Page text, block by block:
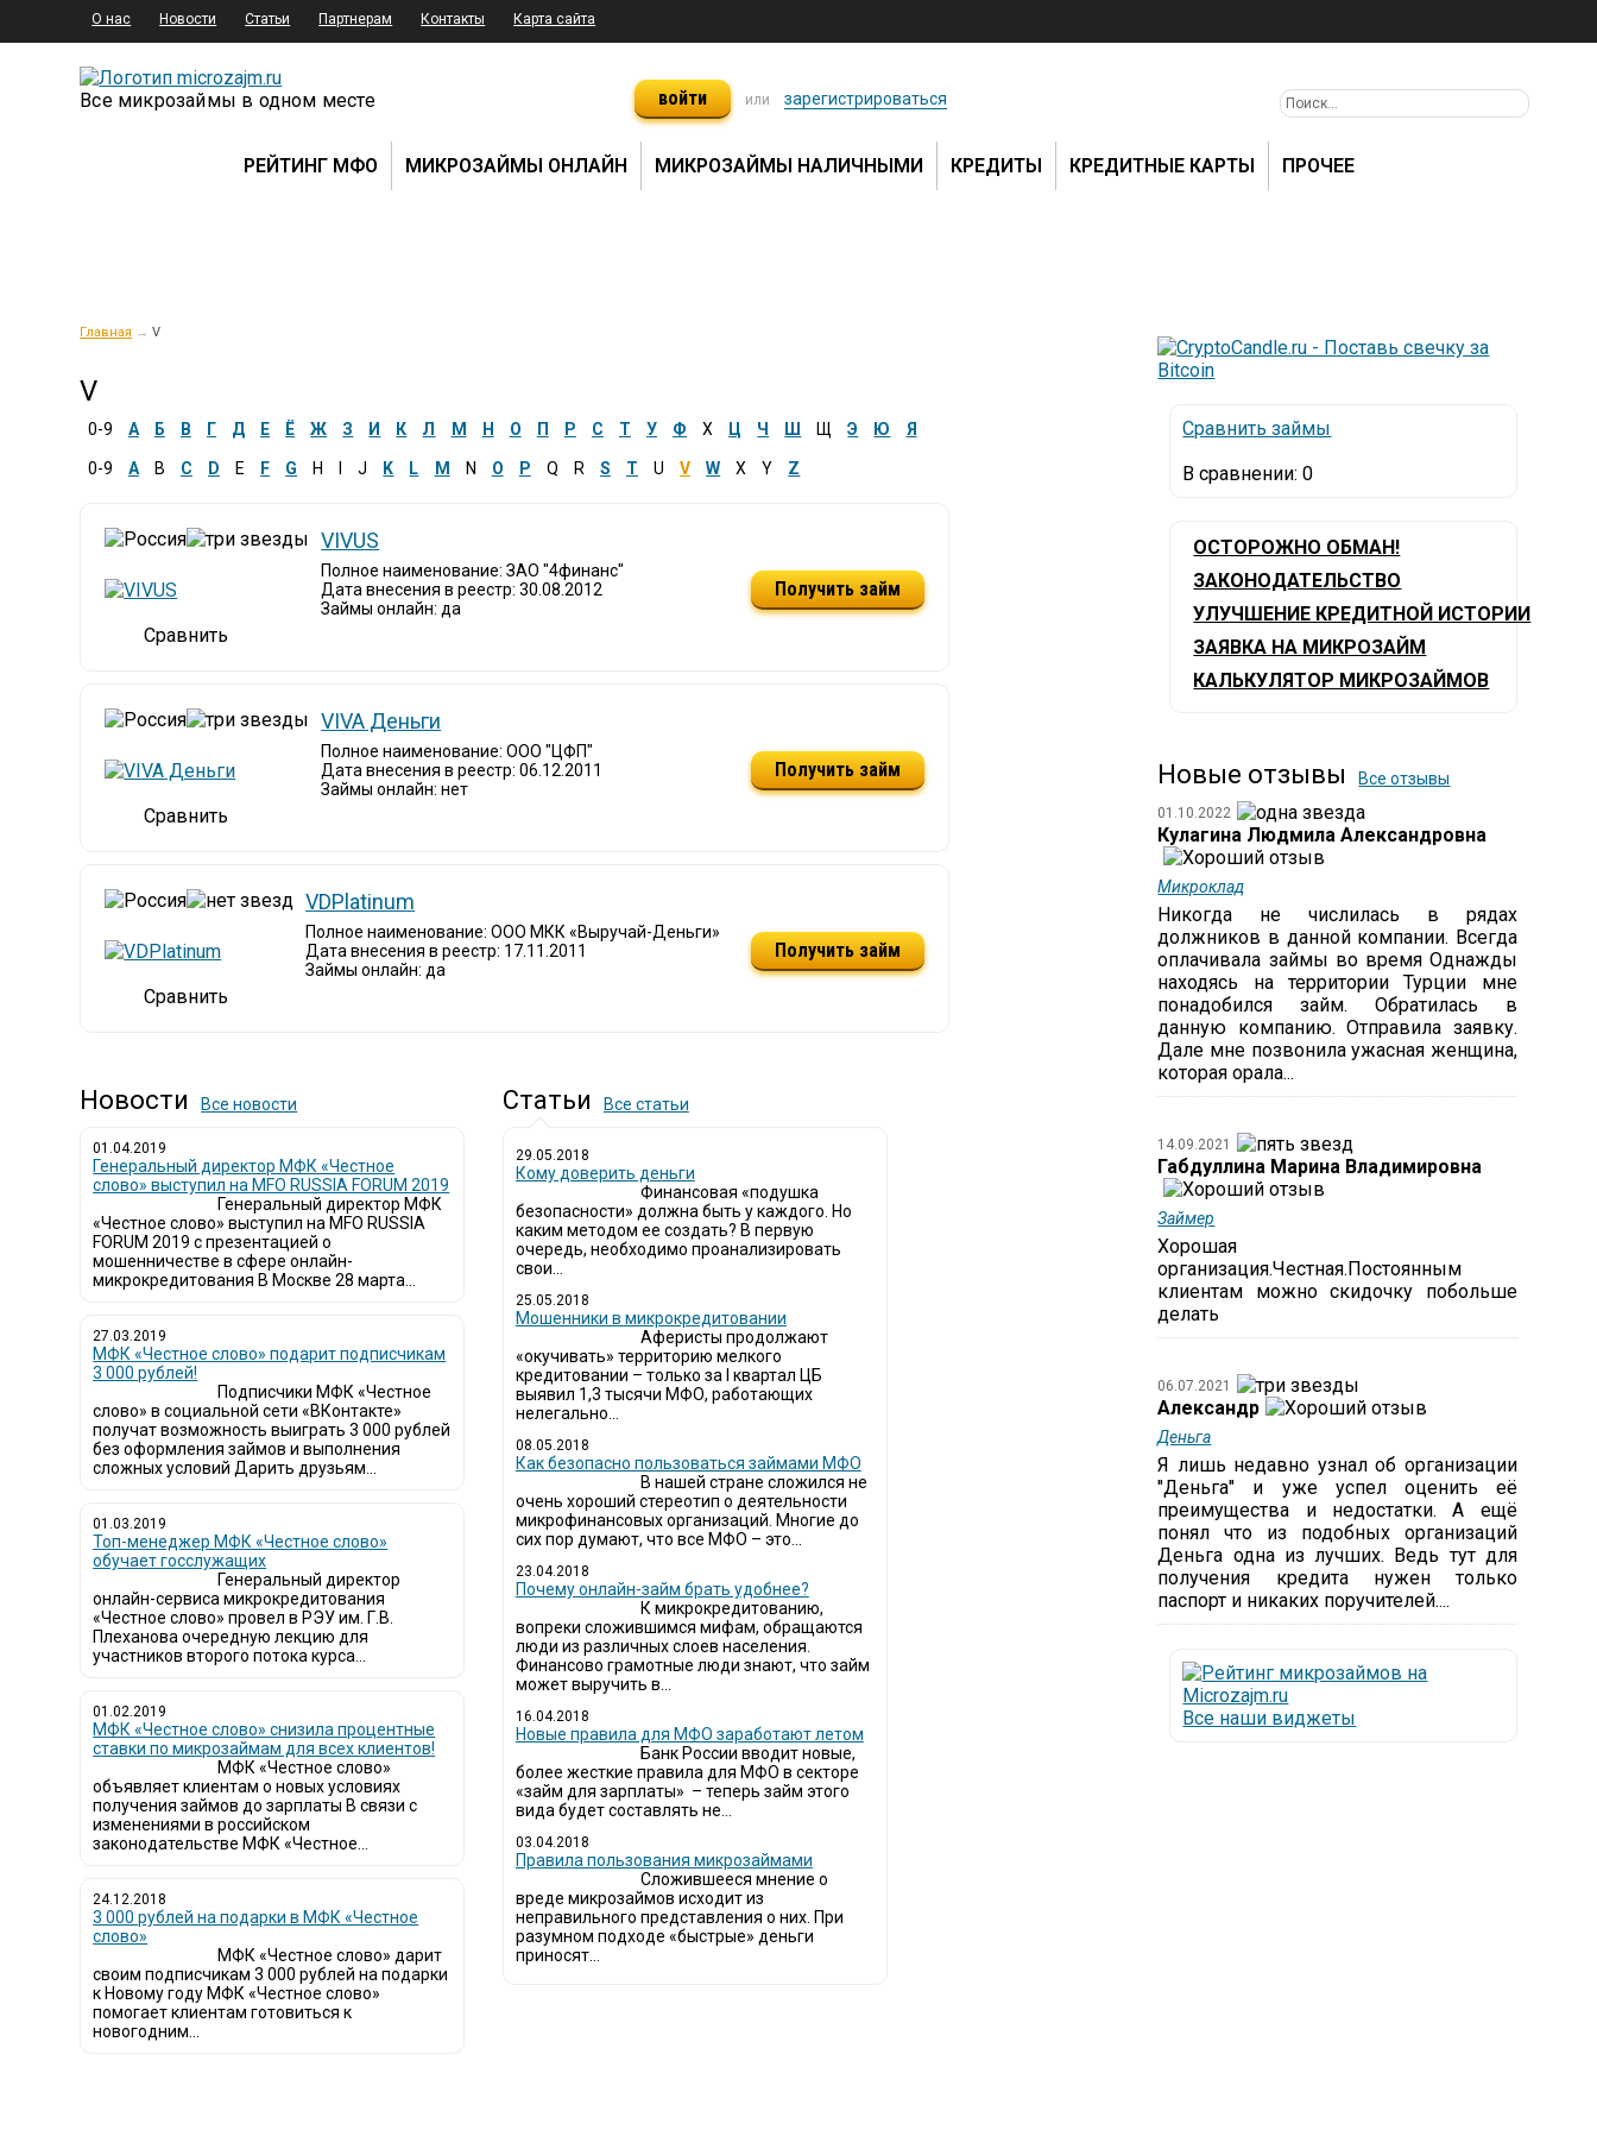
О нас Новости Статьи Партнерам Контакты Карта сайта
Все микрозаймы в одном месте войти или зарегистрироваться
РЕЙТИНГ МФО МИКРОЗАЙМЫ ОНЛАЙН МИКРОЗАЙМЫ НАЛИЧНЫМИ КРЕДИТЫ КРЕДИТНЫЕ КАРТЫ ПРОЧЕЕ
Главная → V
V
0-9 А Б В Г Д Е Ё Ж З И К Л М Н О П Р С Т У Ф Х Ц Ч Ш Щ Э Ю Я
0-9 A B C D E F G H J K L M N O P Q R S T U V W X Y Z
VIVUS
Полное наименование: ЗАО "4финанс"
Дата внесения в реестр: 30.08.2012
Займы онлайн: да
Получить займ
VIVA Деньги
Полное наименование: ООО "ЦФП"
Дата внесения в реестр: 06.12.2011
Займы онлайн: нет
Получить займ
VDPlatinum
Полное наименование: ООО МКК «Выручай-Деньги»
Дата внесения в реестр: 17.11.2011
Займы онлайн: да
Получить займ
Новости Все новости
01.04.2019
Генеральный директор МФК «Честное
слово» выступил на MFO RUSSIA FORUM 2019
Генеральный директор МФК
«Честное слово» выступил на MFO RUSSIA
FORUM 2019 с презентацией о
мошенничестве в сфере онлайн-
микрокредитования В Москве 28 марта...
27.03.2019
МФК «Честное слово» подарит подписчикам
3 000 рублей!
Подписчики МФК «Честное
слово» в социальной сети «ВКонтакте»
получат возможность выиграть 3 000 рублей
без оформления займов и выполнения
сложных условий Дарить друзьям...
01.03.2019
Топ-менеджер МФК «Честное слово»
обучает госслужащих
Генеральный директор
онлайн-сервиса микрокредитования
«Честное слово» провел в РЭУ им. Г.В.
Плеханова очередную лекцию для
участников второго потока курса...
01.02.2019
МФК «Честное слово» снизила процентные
ставки по микрозаймам для всех клиентов!
МФК «Честное слово»
объявляет клиентам о новых условиях
получения займов до зарплаты В связи с
изменениями в российском
законодательстве МФК «Честное...
24.12.2018
3 000 рублей на подарки в МФК «Честное
слово»
МФК «Честное слово» дарит
своим подписчикам 3 000 рублей на подарки
к Новому году МФК «Честное слово»
помогает клиентам готовиться к
новогодним...
Статьи Все статьи
29.05.2018
Кому доверить деньги
Финансовая «подушка
безопасности» должна быть у каждого. Но
каким методом ее создать? В первую
очередь, необходимо проанализировать
свои...
25.05.2018
Мошенники в микрокредитовании
Аферисты продолжают
«окучивать» территорию мелкого
кредитовании – только за I квартал ЦБ
выявил 1,3 тысячи МФО, работающих
нелегально...
08.05.2018
Как безопасно пользоваться займами МФО
В нашей стране сложился не
очень хороший стереотип о деятельности
микрофинансовых организаций. Многие до
сих пор думают, что все МФО – это...
23.04.2018
Почему онлайн-займ брать удобнее?
К микрокредитованию,
вопреки сложившимся мифам, обращаются
люди из различных слоев населения.
Финансово грамотные люди знают, что займ
может выручить в...
16.04.2018
Новые правила для МФО заработают летом
Банк России вводит новые,
более жесткие правила для МФО в секторе
«займ для зарплаты» – теперь займ этого
вида будет составлять не...
03.04.2018
​Правила пользования микрозаймами
Сложившееся мнение о
вреде микрозаймов исходит из
неправильного представления о них. При
разумном подходе «быстрые» деньги
приносят...
Сравнить займы
В сравнении:0
ОСТОРОЖНО ОБМАН!
ЗАКОНОДАТЕЛЬСТВО
УЛУЧШЕНИЕ КРЕДИТНОЙ ИСТОРИИ
ЗАЯВКА НА МИКРОЗАЙМ
КАЛЬКУЛЯТОР МИКРОЗАЙМОВ
Новые отзывы Все отзывы
01.10.2022
Кулагина Людмила Александровна
Микроклад
Никогда не числилась в рядах
должников в данной компании. Всегда
оплачивала займы во время Однажды
находясь на территории Турции мне
понадобился займ. Обратилась в
данную компанию. Отправила заявку.
Дале мне позвонила ужасная женщина,
которая орала...
14.09.2021
Габдуллина Марина Владимировна
Займер
Хорошая
организация.Честная.Постоянным
клиентам можно скидочку побольше
делать
06.07.2021
Александр
Деньга
Я лишь недавно узнал об организации
"Деньга" и уже успел оценить её
преимущества и недостатки. А ещё
понял что из подобных организаций
Деньга одна из лучших. Ведь тут для
получения кредита нужен только
паспорт и никаких поручителей....
Все наши виджеты